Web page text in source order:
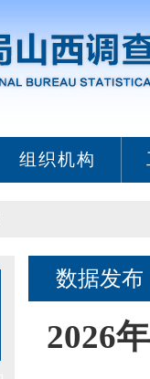
组织机构
数据发布
2026